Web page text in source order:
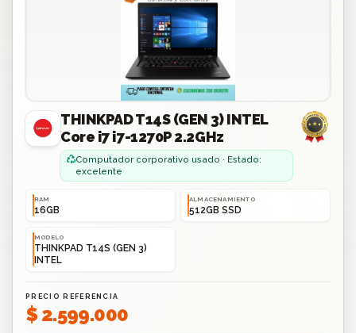
THINKPAD T14S (GEN 3) INTEL
Core i7 i7-1270P 2.2GHz
Computador corporativo usado · Estado:
excelente
RAM
16GB
ALMACENAMIENTO
512GB SSD
MODELO
THINKPAD T14S (GEN 3)
INTEL
PRECIO REFERENCIA
$ 2.599.000